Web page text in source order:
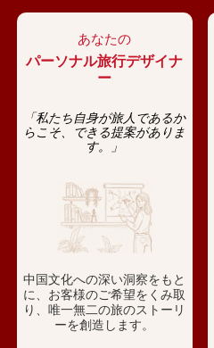
あなたの
パーソナル旅行デザイナ
ー
「私たち自身が旅人であるか
らこそ、できる提案がありま
す。」
中国文化への深い洞察をもと
に、お客様のご希望をくみ取
り、唯一無二の旅のストーリ
ーを創造します。